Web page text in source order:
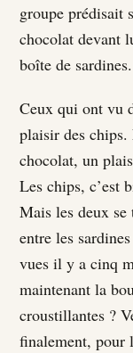
groupe prédisait
chocolat devant
boîte de sardines.
Ceux qui ont vu
plaisir des
chocolat, un
Les chips, c’est
Mais les deux
entre les
vues il y a cinq
maintenant la
croustillantes ?
finalement, pour